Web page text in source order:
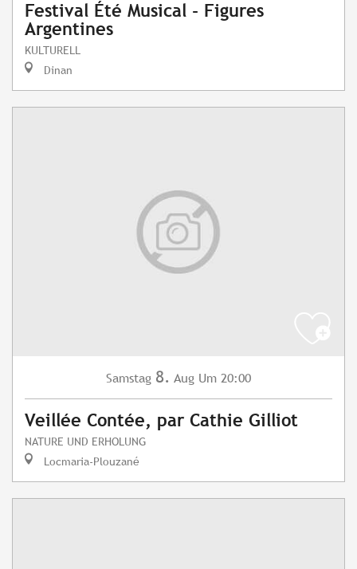
Festival Été Musical - Figures
Argentines
KULTURELL
Dinan
Samstag 8. Aug Um 20:00
Veillée Contée, par Cathie Gilliot
NATURE UND ERHOLUNG
Locmaria-Plouzané